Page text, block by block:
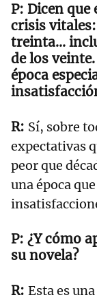
Dicen que
crisis
treinta…
de los
época
Sí, sobre
expectativas
peor que
una época
¿Y cómo
su novela?
Esta es